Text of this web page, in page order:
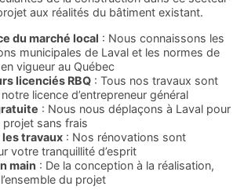
aux réalités du bâtiment existant.
du marché local : Nous connaissons les
municipales de Laval et les normes de
vigueur au Québec
licenciés RBQ : Tous nos travaux sont
licence d’entrepreneur général
: Nous nous déplaçons à Laval pour
sans frais
travaux : Nos rénovations sont
votre tranquillité d’esprit
main : De la conception à la réalisation,
du projet